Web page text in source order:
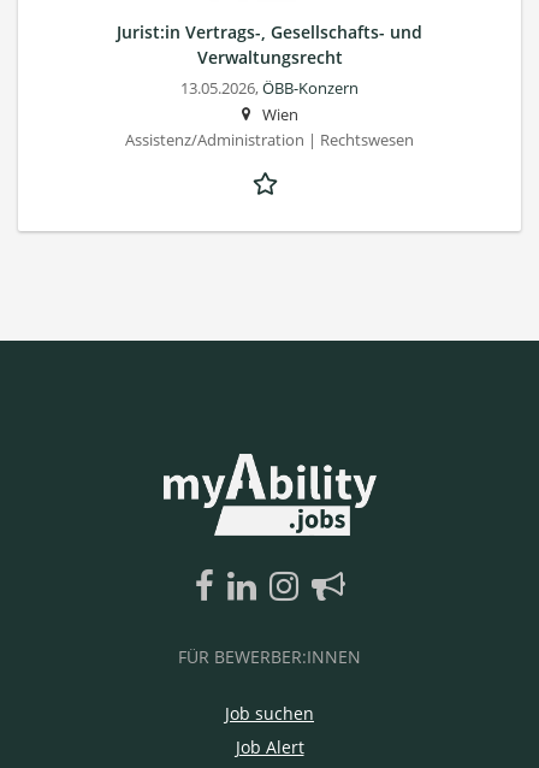
Jurist:in Vertrags-, Gesellschafts- und
Verwaltungsrecht
13.05.2026,ÖBB-Konzern
Wien
Assistenz/Administration | Rechtswesen
FÜR BEWERBER:INNEN
Job suchen
Job Alert